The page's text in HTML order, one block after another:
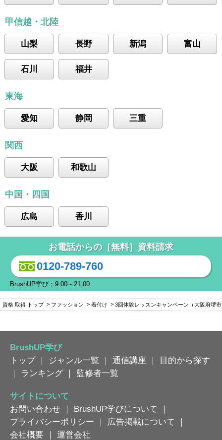
甲信越・北陸
山梨 長野 新潟 富山
石川 福井
東海
愛知 静岡 三重
関西
大阪 和歌山
中国・四国
広島 香川
お電話からの［無料］資料請求
0120-789-760
BrushUP学び：9:00～21:00
資格 取得 トップ ファッション 着付け 3回体験レッスンキャンペーン（大阪府堺
BrushUP学び
トップ
ジャンル一覧 通信講座
目的から探す
ランキング 監修者一覧
サイトについて
お問い合わせ
BrushUP学びについて
プライバシーポリシー
広告掲載について
会社概要
運営会社